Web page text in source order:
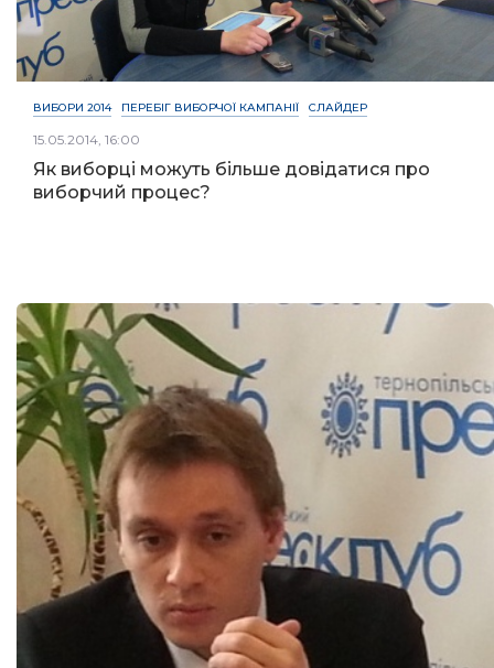
ВИБОРИ 2014 ПЕРЕБІГ ВИБОРЧОЇ КАМПАНІЇ СЛАЙДЕР
15.05.2014, 16:00
Як виборці можуть більше довідатися про
виборчий процес?